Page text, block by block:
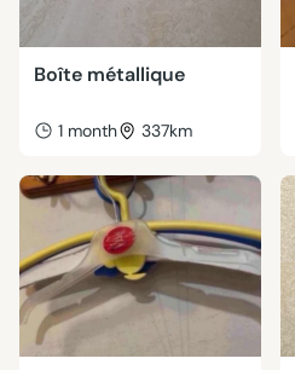
Boîte métallique
1 month 337km